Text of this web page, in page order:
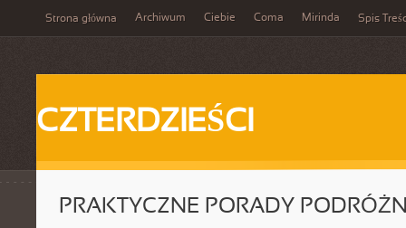
Strona główna Archiwum Ciebie Coma Mirinda Spis
CZTERDZIEŚCI
PRAKTYCZNE PORADY